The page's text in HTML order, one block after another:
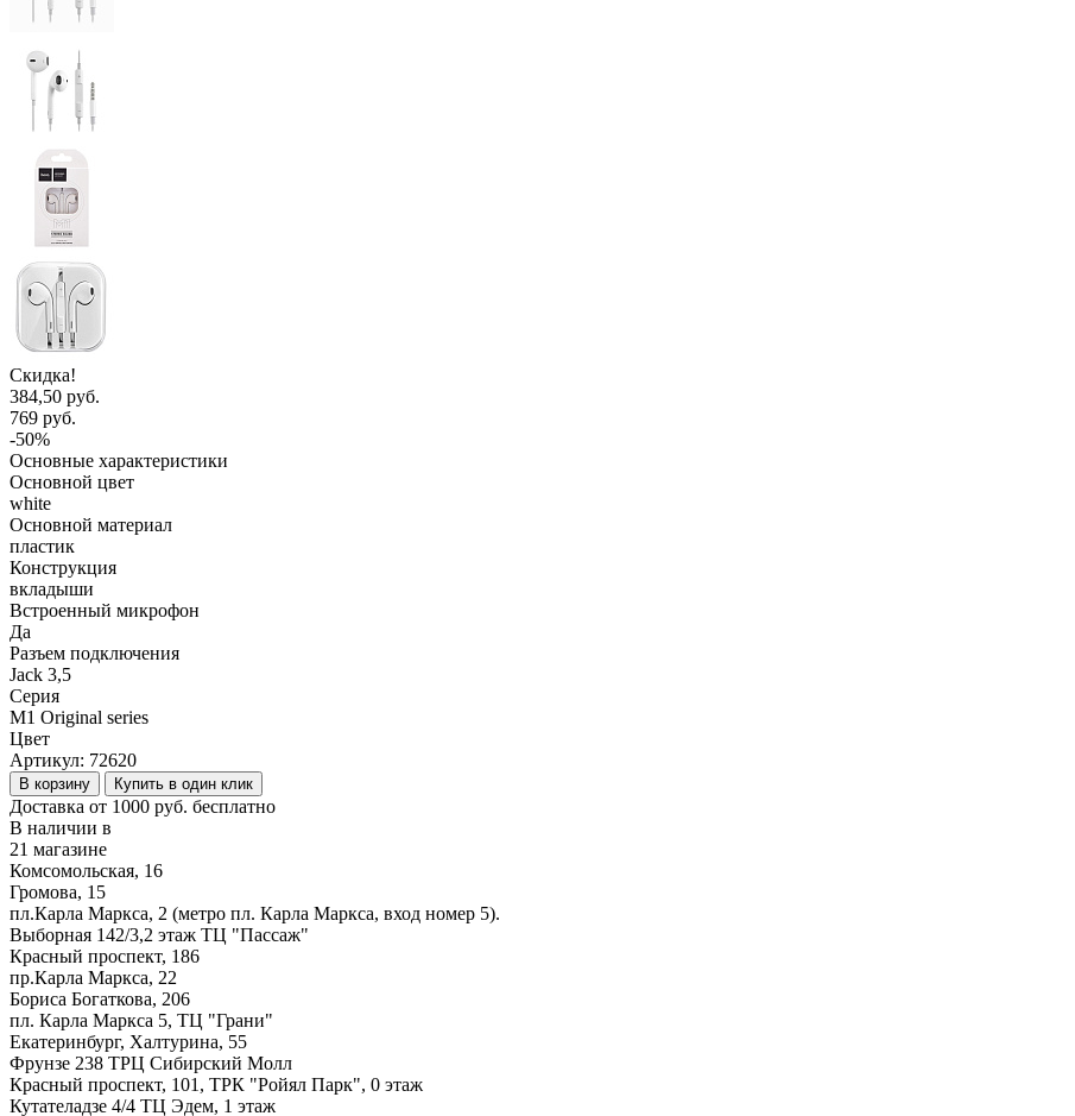
Скидка!
384,50 руб.
769 руб.
-50%
Основные характеристики
Основной цвет
white
Основной материал
пластик
Конструкция
вкладыши
Встроенный микрофон
Да
Разъем подключения
Jack 3,5
Серия
M1 Original series
Цвет
Артикул: 72620
В корзину Купить в один клик
Доставка от 1000 руб. бесплатно
В наличии в
21 магазине
Комсомольская, 16
Громова, 15
пл.Карла Маркса, 2 (метро пл. Карла Маркса, вход номер 5).
Выборная 142/3,2 этаж ТЦ "Пассаж"
Красный проспект, 186
пр.Карла Маркса, 22
Бориса Богаткова, 206
пл. Карла Маркса 5, ТЦ "Грани"
Екатеринбург, Халтурина, 55
Фрунзе 238 ТРЦ Сибирский Молл
Красный проспект, 101, ТРК "Ройял Парк", 0 этаж
Кутателадзе 4/4 ТЦ Эдем, 1 этаж